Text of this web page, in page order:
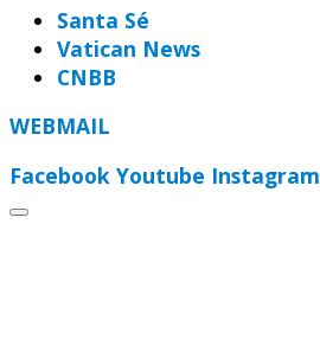
Santa Sé
Vatican News
CNBB
WEBMAIL
Facebook Youtube Instagram